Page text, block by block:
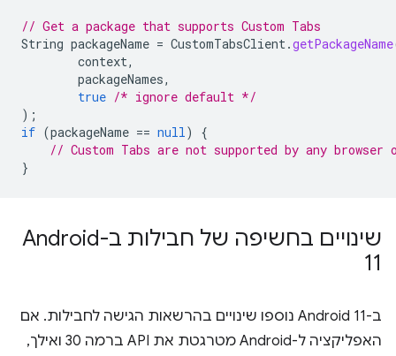
// Get a package that supports Custom Tabs
String packageName = CustomTabsClient.getPackageName
context,
packageNames,
true /* ignore default */
);
if (packageName == null)
{
// Custom Tabs are not supported by any browser
}
שינויים בחשיפה של חבילות ב-Android
11
ב-Android 11 נוספו שינויים בהרשאות הגישה לחבילות. אם
האפליקציה ל-Android מטרגטת את API ברמה 30 ואילך,